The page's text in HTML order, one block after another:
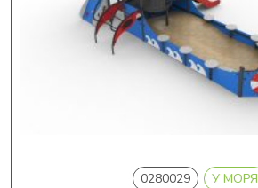
0280029 У МОРЯ